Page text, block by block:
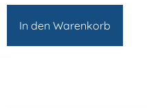
In den Warenkorb